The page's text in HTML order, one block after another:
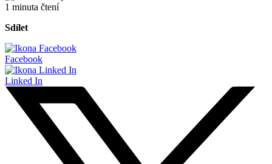
1 minuta čtení
Sdílet
Facebook
Linked In